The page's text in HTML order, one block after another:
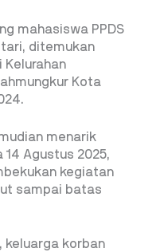
mahasiswa PPDS
ditemukan
Kelurahan
Kota
menarik
Agustus 2025,
kegiatan
sampai batas
keluarga korban